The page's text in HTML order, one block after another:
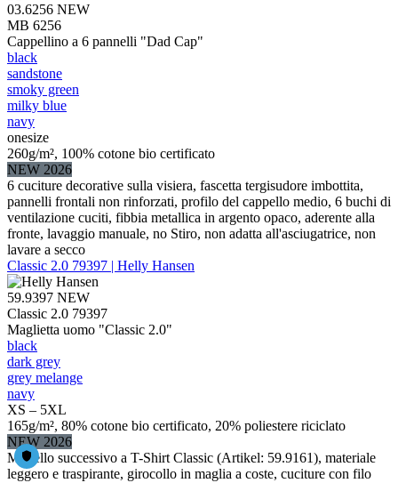
03.6256 NEW
MB 6256
Cappellino a 6 pannelli "Dad Cap"
black
sandstone
smoky green
milky blue
navy
onesize
260g/m², 100% cotone bio certificato
NEW 2026
6 cuciture decorative sulla visiera, fascetta tergisudore imbottita,
pannelli frontali non rinforzati, profilo del cappello medio, 6 buchi di
ventilazione cuciti, fibbia metallica in argento opaco, aderente alla
fronte, lavaggio manuale, no Stiro, non adatta all'asciugatrice, non
lavare a secco
Classic 2.0 79397 | Helly Hansen
59.9397 NEW
Classic 2.0 79397
Maglietta uomo "Classic 2.0"
black
dark grey
grey melange
navy
XS – 5XL
165g/m², 80% cotone bio certificato, 20% poliestere riciclato
NEW 2026
Modello successivo a T-Shirt Classic (Artikel: 59.9161), materiale
leggero e traspirante, girocollo in maglia a coste, cuciture con filo